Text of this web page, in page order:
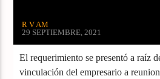
R V AM
29 SEPTIEMBRE, 2021
El requerimiento se presentó a raíz
vinculación del empresario a